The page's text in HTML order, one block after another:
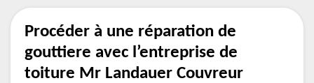
Procéder à une réparation de
gouttiere avec l’entreprise de
toiture Mr Landauer Couvreur